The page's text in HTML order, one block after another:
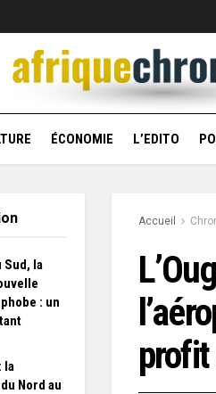
ÉCONOMIE L’EDITO
Accueil
profit
Sud, la
: un
la
Nord au